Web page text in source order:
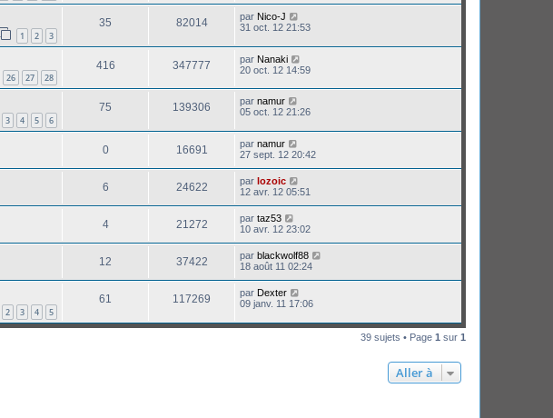
1 2 3
35 82014 par Nico-J
31 oct. 12 21:53
26 27 28
416 347777 par Nanaki
20 oct. 12 14:59
3 4 5 6
75 139306 par namur
05 oct. 12 21:26
0 16691 par namur
27 sept. 12 20:42
6 24622 par lozoic
12 avr. 12 05:51
4 21272 par taz53
10 avr. 12 23:02
12 37422 par blackwolf88
18 août 11 02:24
2 3 4 5
61 117269 par Dexter
09 janv. 11 17:06
39 sujets • Page 1 sur 1
Aller à